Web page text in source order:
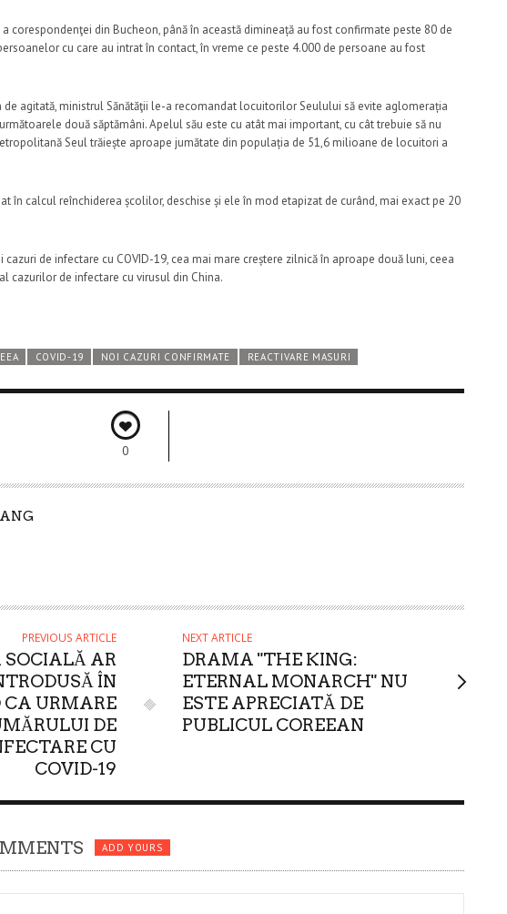
corespondenţei din Bucheon, până în această dimineață au fost confirmate peste 80 de
cu care au intrat în contact, în vreme ce peste 4.000 de persoane au fost
de agitată, ministrul Sănătăţii le-a recomandat locuitorilor Seulului să evite aglomerația
două săptămâni. Apelul său este cu atât mai important, cu cât trebuie să nu
Seul trăiește aproape jumătate din populația de 51,6 milioane de locuitori a
în calcul reînchiderea școlilor, deschise și ele în mod etapizat de curând, mai exact pe 20
de infectare cu COVID-19, cea mai mare creștere zilnică în aproape două luni, ceea
cazurilor de infectare cu virusul din China.
COVID-19 NOI CAZURI CONFIRMATE REACTIVARE MASURI
0
PREVIOUS ARTICLE
AR
ÎN
CA URMARE
DE
CU
COVID-19
NEXT ARTICLE
DRAMA "THE KING:
ETERNAL MONARCH" NU
ESTE APRECIATĂ DE
PUBLICUL COREEAN
ADD YOURS